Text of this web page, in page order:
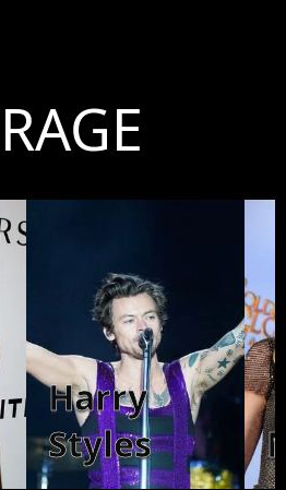
Harry
Styles